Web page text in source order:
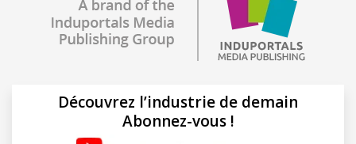
Découvrez l’industrie de demain
Abonnez-vous !